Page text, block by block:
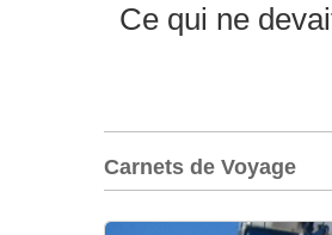
Ce qui ne
Carnets de Voyage